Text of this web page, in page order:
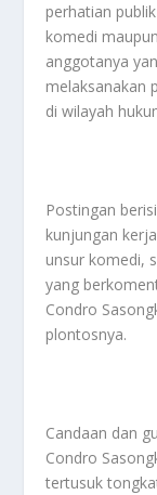
perhatian
komedi
anggotanya
melaksanakan
di wilayah
Postingan
kunjungan
unsur komedi,
yang
Condro
plontosnya.
Candaan dan
Condro
tertusuk